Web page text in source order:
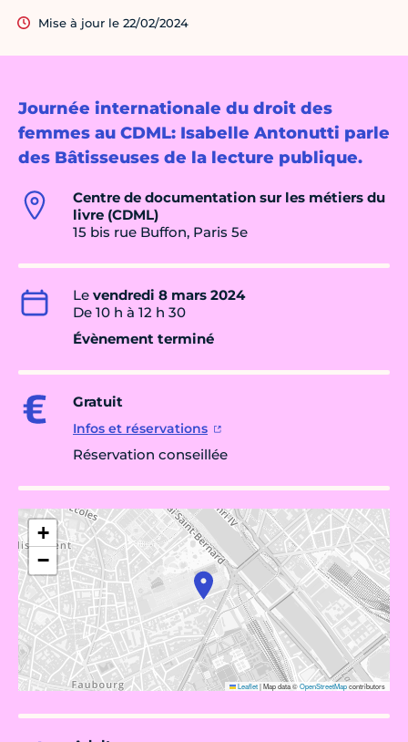
Journée internationale du droit des
femmes au CDML: Isabelle Antonutti parle
des Bâtisseuses de la lecture publique.
Centre de documentation sur les métiers du
livre (CDML)
15 bis rue Buffon, Paris 5e
Le vendredi 8 mars 2024
De 10 h à 12 h 30
Évènement terminé
Gratuit
Infos et réservations
Réservation conseillée
+
−
Leaflet|Map data ©OpenStreetMapcontributors
Mise à jour le 22/02/2024